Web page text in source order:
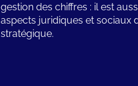
gestion des chiffres : il est
aspects juridiques et sociaux
stratégique.